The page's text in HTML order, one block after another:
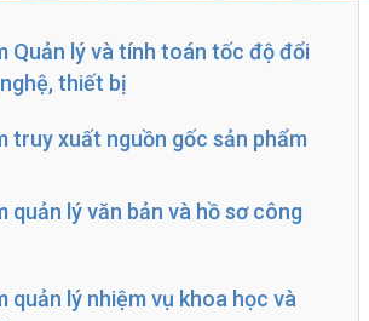
Quản lý và tính toán tốc độ đổi
thiết bị
truy xuất nguồn gốc sản phẩm
quản lý văn bản và hồ sơ công
quản lý nhiệm vụ khoa học và